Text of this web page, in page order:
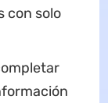
con solo